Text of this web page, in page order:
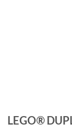
LEGO®